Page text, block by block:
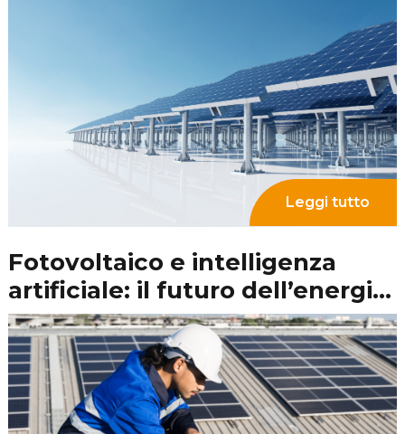
fotovoltaico conviene o no?
Leggi tutto
Come e perché monitorare
l’impianto fotovoltaico